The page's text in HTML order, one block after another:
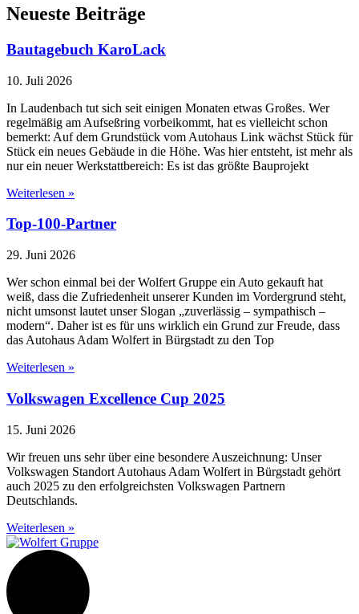
Neueste Beiträge
Bautagebuch KaroLack
10. Juli 2026
In Laudenbach tut sich seit einigen Monaten etwas Großes. Wer
regelmäßig am Aufseßring vorbeikommt, hat es vielleicht schon
bemerkt: Auf dem Grundstück vom Autohaus Link wächst Stück für
Stück ein neues Gebäude in die Höhe. Was hier entsteht, ist mehr als
nur ein neuer Werkstattbereich: Es ist das größte Bauprojekt
Weiterlesen »
Top-100-Partner
29. Juni 2026
Wer schon einmal bei der Wolfert Gruppe ein Auto gekauft hat
weiß, dass die Zufriedenheit unserer Kunden im Vordergrund steht,
nicht umsonst lautet unser Slogan „zuverlässig – sympathisch –
modern“. Daher ist es für uns wirklich ein Grund zur Freude, dass
das Autohaus Adam Wolfert in Bürgstadt zu den Top
Weiterlesen »
Volkswagen Excellence Cup 2025
15. Juni 2026
Wir freuen uns sehr über eine besondere Auszeichnung: Unser
Volkswagen Standort Autohaus Adam Wolfert in Bürgstadt gehört
auch 2025 zu den erfolgreichsten Volkswagen Partnern
Deutschlands.
Weiterlesen »